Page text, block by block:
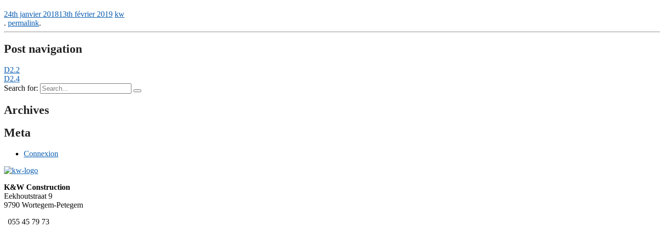
24th janvier 201813th février 2019 kw
. permalink.
Post navigation
D2.2
D2.4
Search for:
Archives
Meta
Connexion
K&W Construction
Eekhoutstraat 9
9790 Wortegem-Petegem
055 45 79 73